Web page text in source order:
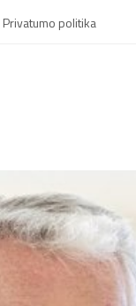
Privatumo politika